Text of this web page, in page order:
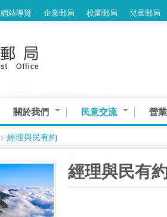
網站導覽 企業郵局 校園郵局 兒童郵局
關於我們 民意交流 營
> 經理與民有約
經理與民有